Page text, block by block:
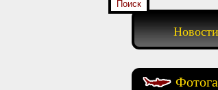
Новости